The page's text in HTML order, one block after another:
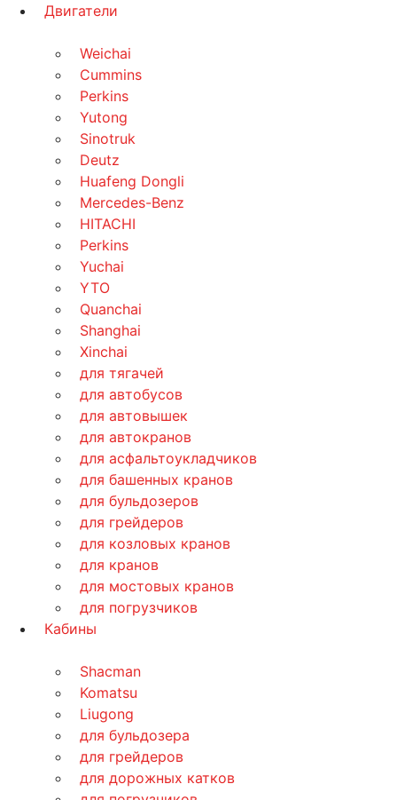
Двигатели
Weichai
Cummins
Perkins
Yutong
Sinotruk
Deutz
Huafeng Dongli
Mercedes-Benz
HITACHI
Perkins
Yuchai
YTO
Quanchai
Shanghai
Xinchai
для тягачей
для автобусов
для автовышек
для автокранов
для асфальтоукладчиков
для башенных кранов
для бульдозеров
для грейдеров
для козловых кранов
для кранов
для мостовых кранов
для погрузчиков
Кабины
Shacman
Komatsu
Liugong
для бульдозера
для грейдеров
для дорожных катков